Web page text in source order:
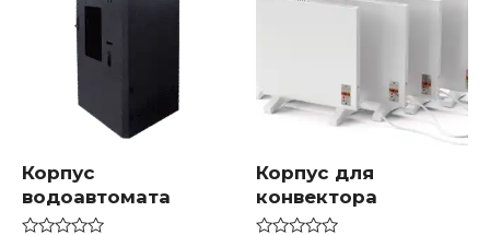
Корпус
водоавтомата
Корпус для
конвектора